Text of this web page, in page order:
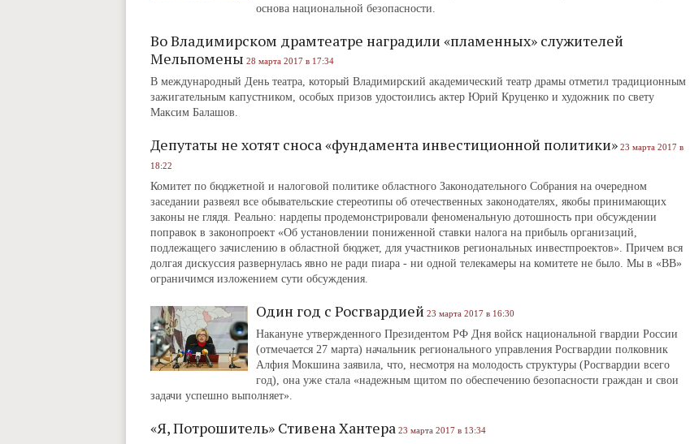
основа национальной безопасности.
Во Владимирском драмтеатре наградили «пламенных» служителей
Мельпомены 28 марта 2017 в 17:34
В международный День театра, который Владимирский академический театр драмы отметил традиционным
зажигательным капустником, особых призов удостоились актер Юрий Круценко и художник по свету
Максим Балашов.
Депутаты не хотят сноса «фундамента инвестиционной политики» 23 марта 2017 в
18:22
Комитет по бюджетной и налоговой политике областного Законодательного Собрания на очередном
заседании развеял все обывательские стереотипы об отечественных законодателях, якобы принимающих
законы не глядя. Реально: нардепы продемонстрировали феноменальную дотошность при обсуждении
поправок в законопроект «Об установлении пониженной ставки налога на прибыль организаций,
подлежащего зачислению в областной бюджет, для участников региональных инвестпроектов». Причем вся
долгая дискуссия развернулась явно не ради пиара - ни одной телекамеры на комитете не было. Мы в «ВВ»
ограничимся изложением сути обсуждения.
Один год с Росгвардией 23 марта 2017 в 16:30
Накануне утвержденного Президентом РФ Дня войск национальной гвардии России
(отмечается 27 марта) начальник регионального управления Росгвардии полковник
Алфия Мокшина заявила, что, несмотря на молодость структуры (Росгвардии всего
год), она уже стала «надежным щитом по обеспечению безопасности граждан и свои
задачи успешно выполняет».
«Я, Потрошитель» Стивена Хантера 23 марта 2017 в 13:34